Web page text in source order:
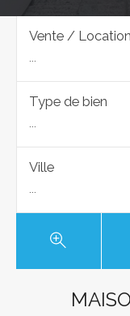
Vente / Location
...
Type de bien
...
Ville
...